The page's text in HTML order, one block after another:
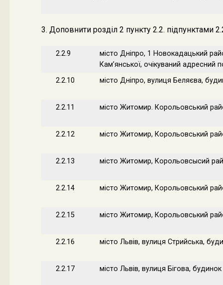
3. Доповнити розділ 2 пункту 2.2. підпунктами
2.2.9
місто Дніпро, 1 Новокадацький
Кам’янської, очікуваний
2.2.10
місто Дніпро, вулиця Беляєва,
2.2.11 місто Житомир. Корольовський
2.2.12 місто Житомир, Корольовський
2.2.13 місто Житомир, Корольовсысий
2.2.14 місто Житомир, Корольовський
2.2.15 місто Житомир, Корольовський
2.2.16 місто Львів, вулиця Стрийська,
2.2.17 місто Львів, вулиця Бігова,